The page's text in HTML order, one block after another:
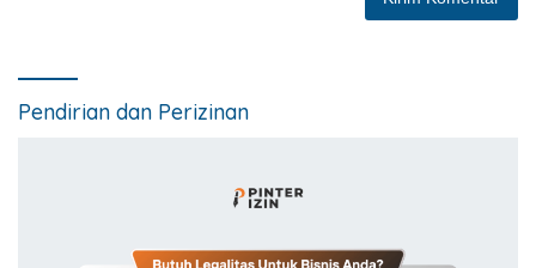
Pendirian dan Perizinan